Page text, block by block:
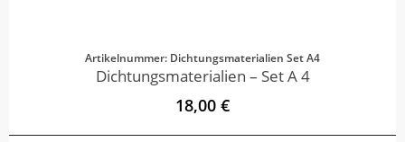
Artikelnummer: Dichtungsmaterialien Set A4
Dichtungsmaterialien – Set A 4
18,00 €